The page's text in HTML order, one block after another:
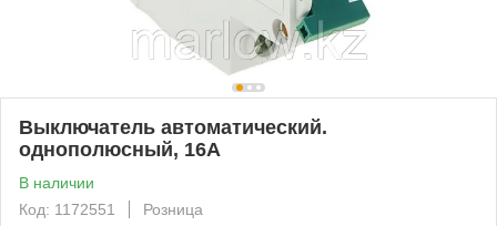
Выключатель автоматический.
однополюсный, 16А
В наличии
Код: 1172551
Розница